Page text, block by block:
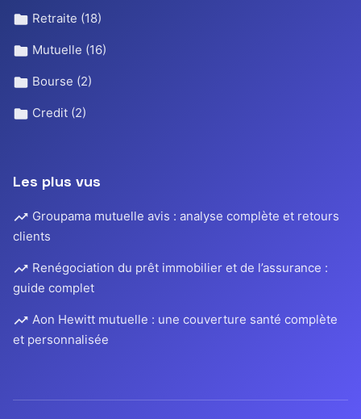
Retraite (18)
Mutuelle (16)
Bourse (2)
Credit (2)
Les plus vus
Groupama mutuelle avis : analyse complète et retours
clients
Renégociation du prêt immobilier et de l’assurance :
guide complet
Aon Hewitt mutuelle : une couverture santé complète
et personnalisée